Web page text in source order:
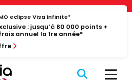
cookies
eclipse Visa Infinite*
: jusqu’à 80 000 points +
annuel la 1re année*